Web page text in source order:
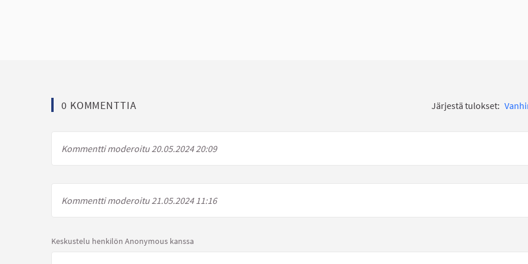
0 KOMMENTTIA Järjestä tulokset:
Kommentti moderoitu 20.05.2024 20:09
Kommentti moderoitu 21.05.2024 11:16
Keskustelu henkilön Anonymous kanssa